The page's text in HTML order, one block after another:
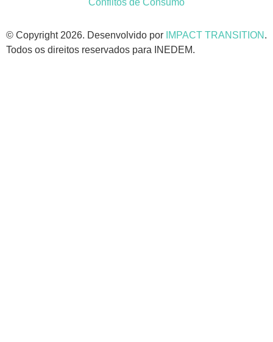
© Copyright 2026. Desenvolvido por IMPACT TRANSITION .
Todos os direitos reservados para INEDEM.